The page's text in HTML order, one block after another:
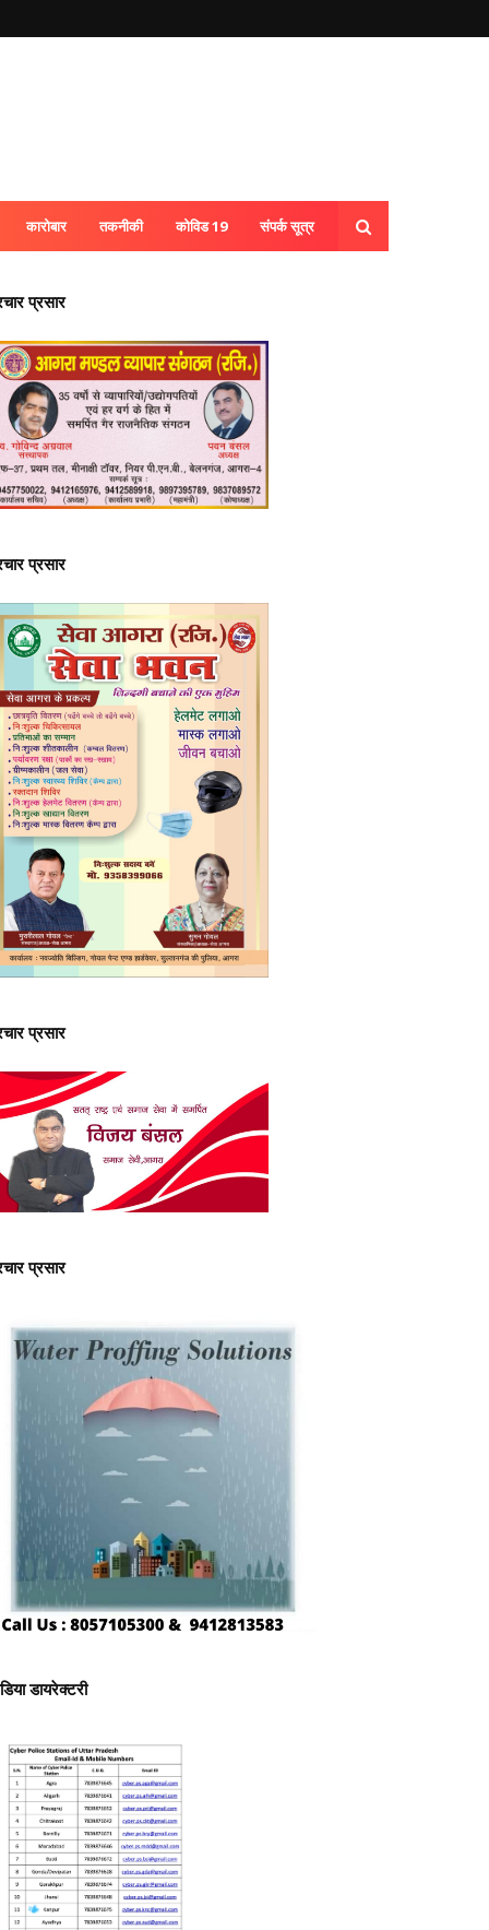
कारोबार तकनीकी कोविड 19 संपर्क सूत्र
प्रसार
प्रसार
प्रसार
प्रसार
डायरेक्टरी